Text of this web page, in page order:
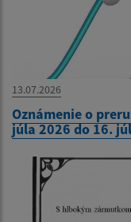
13.07.2026
Oznámenie o
júla 2026 do 16.